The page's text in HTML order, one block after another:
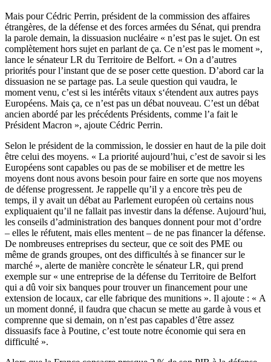
Mais pour Cédric Perrin, président de la commission des affaires
étrangères, de la défense et des forces armées du Sénat, qui prendra
la parole demain, la dissuasion nucléaire « n’est pas le sujet. On est
complètement hors sujet en parlant de ça. Ce n’est pas le moment »,
lance le sénateur LR du Territoire de Belfort. « On a d’autres
priorités pour l’instant que de se poser cette question. D’abord car la
dissuasion ne se partage pas. La seule question qui vaudra, le
moment venu, c’est si les intérêts vitaux s‘étendent aux autres pays
Européens. Mais ça, ce n’est pas un débat nouveau. C’est un débat
ancien abordé par les précédents Présidents, comme l’a fait le
Président Macron », ajoute Cédric Perrin.
Selon le président de la commission, le dossier en haut de la pile doit
être celui des moyens. « La priorité aujourd’hui, c’est de savoir si les
Européens sont capables ou pas de se mobiliser et de mettre les
moyens dont nous avons besoin pour faire en sorte que nos moyens
de défense progressent. Je rappelle qu’il y a encore très peu de
temps, il y avait un débat au Parlement européen où certains nous
expliquaient qu’il ne fallait pas investir dans la défense. Aujourd’hui,
les conseils d’administration des banques donnent pour mot d’ordre
– elles le réfutent, mais elles mentent – de ne pas financer la défense.
De nombreuses entreprises du secteur, que ce soit des PME ou
même de grands groupes, ont des difficultés à se financer sur le
marché », alerte de manière concrète le sénateur LR, qui prend
exemple sur « une entreprise de la défense du Territoire de Belfort
qui a dû voir six banques pour trouver un financement pour une
extension de locaux, car elle fabrique des munitions ». Il ajoute : « A
un moment donné, il faudra que chacun se mette au garde à vous et
comprenne que si demain, on n’est pas capables d’être assez
dissuasifs face à Poutine, c’est toute notre économie qui sera en
difficulté ».